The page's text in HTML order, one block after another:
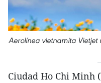
Aerolínea vietnamita Vietjet
Ciudad Ho Chi Minh